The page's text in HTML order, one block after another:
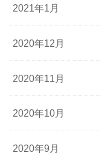
2021年1月
2020年12月
2020年11月
2020年10月
2020年9月